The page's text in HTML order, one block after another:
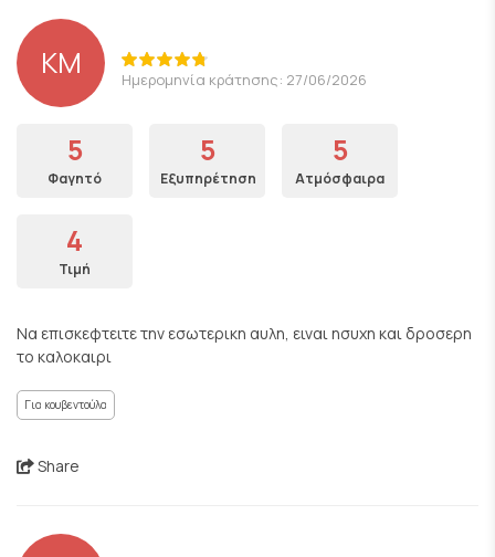
KM Ημερομηνία κράτησης: 27/06/2026
5
Φαγητό
5
Εξυπηρέτηση
5
Ατμόσφαιρα
4
Τιμή
Να επισκεφτειτε την εσωτερικη αυλη, ειναι ησυχη και δροσερη
το καλοκαιρι
Για κουβεντούλα
Share